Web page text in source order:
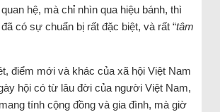
hệ, mà chỉ nhìn qua hiệu bánh, thì
có sự chuẩn bị rất đặc biệt, và rất “tâm
điểm mới và khác của xã hội Việt Nam
hội có từ lâu đời của người Việt Nam,
tính cộng đồng và gia đình, mà giờ